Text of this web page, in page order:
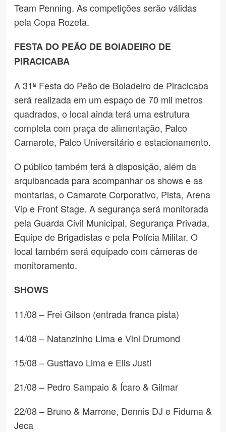
Team Penning. As competições serão válidas
pela Copa Rozeta.
FESTA DO PEÃO DE BOIADEIRO DE
PIRACICABA
A 31ª Festa do Peão de Boiadeiro de Piracicaba
será realizada em um espaço de 70 mil metros
quadrados, o local ainda terá uma estrutura
completa com praça de alimentação, Palco
Camarote, Palco Universitário e estacionamento.
O público também terá à disposição, além da
arquibancada para acompanhar os shows e as
montarias, o Camarote Corporativo, Pista, Arena
Vip e Front Stage. A segurança será monitorada
pela Guarda Civil Municipal, Segurança Privada,
Equipe de Brigadistas e pela Polícia Militar. O
local também será equipado com câmeras de
monitoramento.
SHOWS
11/08 – Frei Gilson (entrada franca pista)
14/08 – Natanzinho Lima e Vini Drumond
15/08 – Gusttavo Lima e Elis Justi
21/08 – Pedro Sampaio & Ícaro & Gilmar
22/08 – Bruno & Marrone, Dennis DJ e Fiduma &
Jeca